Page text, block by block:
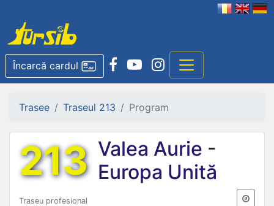
Încarcă cardul
Trasee Traseul 213 Program
213 Valea Aurie -
Europa Unită
Traseu profesional